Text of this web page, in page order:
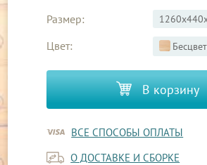
Размер:
Цвет:
В корзину
ВСЕ СПОСОБЫ ОПЛАТЫ
О ДОСТАВКЕ И СБОРКЕ